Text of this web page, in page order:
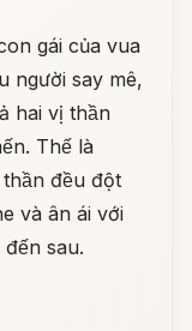
gái của vua
người say mê,
hai vị thần
Thế là
đều đột
và ân ái với
sau.